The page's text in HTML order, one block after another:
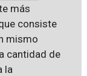
más
consiste
mismo
cantidad de
la